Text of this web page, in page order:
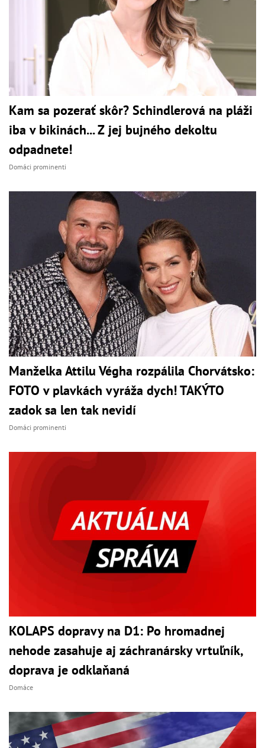
Kam sa pozerať skôr? Schindlerová na pláži
iba v bikinách... Z jej bujného dekoltu
odpadnete!
Domáci prominenti
Manželka Attilu Végha rozpálila Chorvátsko:
FOTO v plavkách vyráža dych! TAKÝTO
zadok sa len tak nevidí
Domáci prominenti
KOLAPS dopravy na D1: Po hromadnej
nehode zasahuje aj záchranársky vrtuľník,
doprava je odklaňaná
Domáce